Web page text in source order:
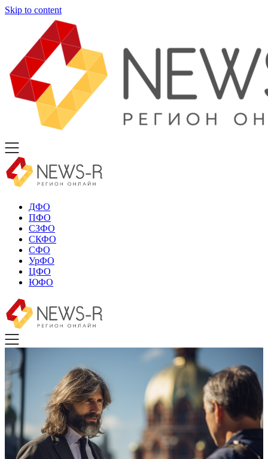
Skip to content
ДФО
ПФО
СЗФО
СКФО
СФО
УрФО
ЦФО
ЮФО